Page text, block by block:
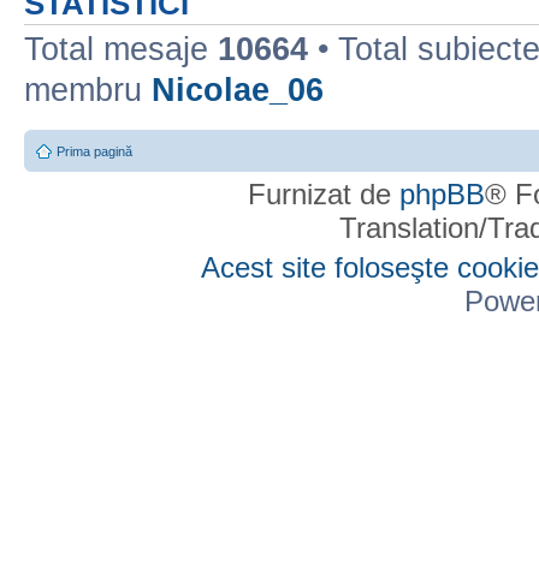
Total mesaje 10664 • Total
membru Nicolae_06
Prima pagină
Furnizat de phpBB®
Translation/
Acest site foloseşte